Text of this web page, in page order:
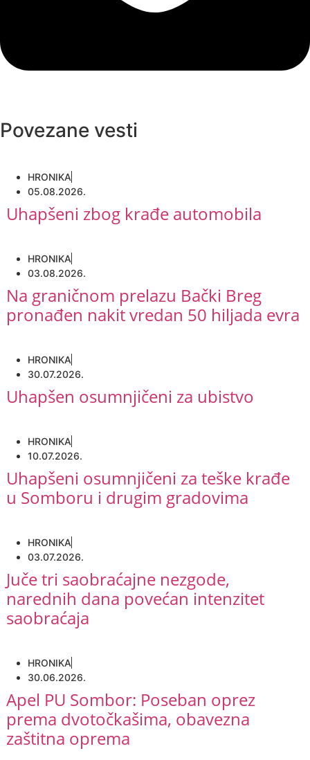
Povezane vesti
HRONIKA
05.08.2026.
Uhapšeni zbog krađe automobila
HRONIKA
03.08.2026.
Na graničnom prelazu Bački Breg
pronađen nakit vredan 50 hiljada evra
HRONIKA
30.07.2026.
Uhapšen osumnjičeni za ubistvo
HRONIKA
10.07.2026.
Uhapšeni osumnjičeni za teške krađe
u Somboru i drugim gradovima
HRONIKA
03.07.2026.
Juče tri saobraćajne nezgode,
narednih dana povećan intenzitet
saobraćaja
HRONIKA
30.06.2026.
Apel PU Sombor: Poseban oprez
prema dvotočkašima, obavezna
zaštitna oprema